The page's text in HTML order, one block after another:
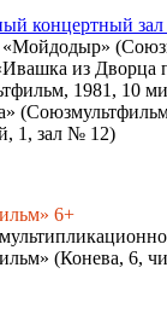
концертный зал
из Дворца
1981, 10
1, зал № 12)
6+
(Конева, 6,